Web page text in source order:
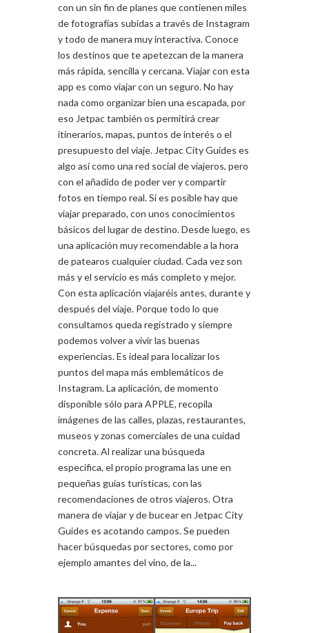
con un sin fin de planes que contienen miles
de fotografías subidas a través de Instagram
y todo de manera muy interactiva. Conoce
los destinos que te apetezcan de la manera
más rápida, sencilla y cercana. Viajar con esta
app es como viajar con un seguro. No hay
nada como organizar bien una escapada, por
eso Jetpac también os permitirá crear
itinerarios, mapas, puntos de interés o el
presupuesto del viaje. Jetpac City Guides es
algo así como una red social de viajeros, pero
con el añadido de poder ver y compartir
fotos en tiempo real. Si es posible hay que
viajar preparado, con unos conocimientos
básicos del lugar de destino. Desde luego, es
una aplicación muy recomendable a la hora
de patearos cualquier ciudad. Cada vez son
más y el servicio es más completo y mejor.
Con esta aplicación viajaréis antes, durante y
después del viaje. Porque todo lo que
consultamos queda registrado y siempre
podemos volver a vivir las buenas
experiencias. Es ideal para localizar los
puntos del mapa más emblemáticos de
Instagram. La aplicación, de momento
disponible sólo para APPLE, recopila
imágenes de las calles, plazas, restaurantes,
museos y zonas comerciales de una cuidad
concreta. Al realizar una búsqueda
especifica, el propio programa las une en
pequeñas guías turísticas, con las
recomendaciones de otros viajeros. Otra
manera de viajar y de bucear en Jetpac City
Guides es acotando campos. Se pueden
hacer búsquedas por sectores, como por
ejemplo amantes del vino, de la...